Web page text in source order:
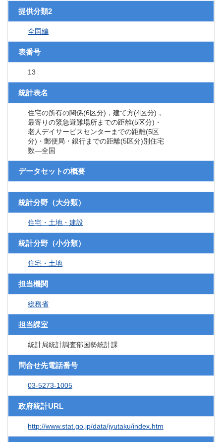
提供分類2
全国編
表番号
13
統計表名
住宅の所有の関係(6区分)，建て方(4区分)，
最寄りの緊急避難場所までの距離(5区分)・
老人デイサービスセンターまでの距離(5区
分)・郵便局・銀行までの距離(5区分)別住宅
数―全国
データセットの概要
統計分野（大分類）
住宅・土地・建設
統計分野（小分類）
住宅・土地
担当機関
総務省
担当課室
統計局統計調査部国勢統計課
問合せ先電話番号
03-5273-1005
政府統計URL
http://www.stat.go.jp/data/jyutaku/index.htm